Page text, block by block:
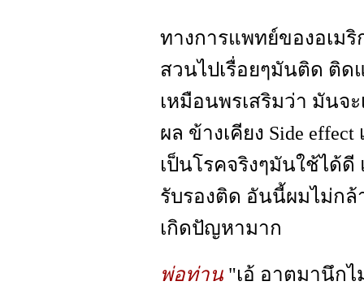
ทางการแพทย์ของอเมริ
สวนไปเรื่อยๆมันติด ติ
เหมือนพรเสริมว่า มันจ
ผล ข้างเคียง Side
เป็นโรคจริงๆมันใช้ได้
รับรองติด อันนี้ผมไม่กล้
เกิดปัญหามาก
พ่อท่าน "เอ้ อาตมานึก